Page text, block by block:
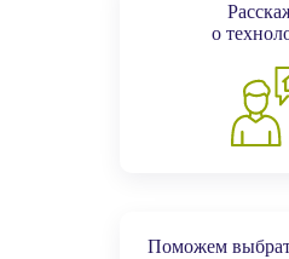
о
Поможем